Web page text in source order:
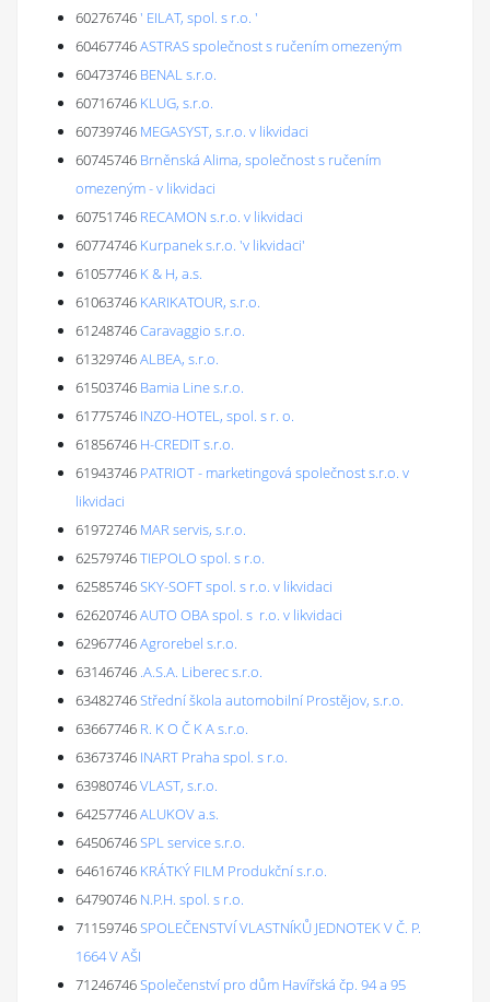
60276746' EILAT, spol. s r.o. '
60467746ASTRAS společnost s ručením omezeným
60473746 BENAL s.r.o.
60716746 KLUG, s.r.o.
60739746 MEGASYST, s.r.o. v likvidaci
60745746 Brněnská Alima, společnost s ručením
omezeným - v likvidaci
60751746 RECAMON s.r.o. v likvidaci
60774746 Kurpanek s.r.o. 'v likvidaci'
61057746 K & H, a.s.
61063746 KARIKATOUR, s.r.o.
61248746Caravaggio s.r.o.
61329746ALBEA, s.r.o.
61503746 Bamia Line s.r.o.
61775746 INZO-HOTEL, spol. s r. o.
61856746 H-CREDIT s.r.o.
61943746 PATRIOT - marketingová společnost s.r.o. v
likvidaci
61972746 MAR servis, s.r.o.
62579746TIEPOLO spol. s r.o.
62585746SKY-SOFT spol. s r.o. v likvidaci
62620746AUTO OBA spol. s r.o. v likvidaci
62967746Agrorebel s.r.o.
63146746 .A.S.A. Liberec s.r.o.
63482746Střední škola automobilní Prostějov, s.r.o.
63667746 R. K O Č K A s.r.o.
63673746 INART Praha spol. s r.o.
63980746VLAST, s.r.o.
64257746ALUKOV a.s.
64506746SPL service s.r.o.
64616746 KRÁTKÝ FILM Produkční s.r.o.
64790746 N.P.H. spol. s r.o.
71159746SPOLEČENSTVÍ VLASTNÍKŮ JEDNOTEK V Č. P.
1664 V AŠI
71246746Společenství pro dům Havířská čp. 94 a 95